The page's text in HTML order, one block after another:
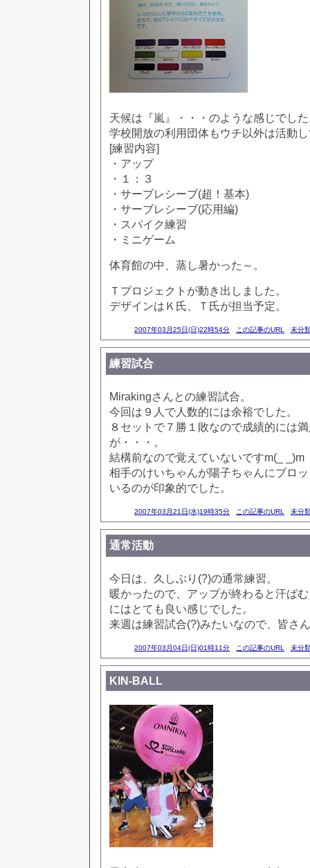
天候は『嵐』・・・のような感じでし
学校開放の利用団体もウチ以外は活動
[練習内容]
・アップ
・１：３
・サーブレシーブ(超！基本)
・サーブレシーブ(応用編)
・スパイク練習
・ミニゲーム
体育館の中、蒸し暑かった～。
Ｔプロジェクトが動き出しました。
デザインはＫ氏、Ｔ氏が担当予定。
2007年03月25日(日)22時54分 この記事のURL 未分
練習試合
Mirakingさんとの練習試合。
今回は９人で人数的には余裕でした。
８セットで７勝１敗なので成績的には
が・・・。
結構前なので覚えていないですm(_ _)m
相手のけいちゃんが陽子ちゃんにブロ
いるのが印象的でした。
2007年03月21日(水)19時35分 この記事のURL 未分
通常活動
今日は、久しぶり(?)の通常練習。
暖かったので、アップが終わると汗ば
にはとても良い感じでした。
来週は練習試合(?)みたいなので、皆さ
2007年03月04日(日)01時11分 この記事のURL 未分
KIN-BALL